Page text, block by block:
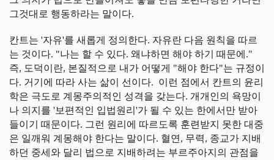
그것대로 행동하라는 말이다.
칸트는 '자유'를 새롭게 정의한다. 자유란 다음 원칙을 따르
는 것이다. "나는 할 수 있다. 왜냐하면 해야 하기 때문에."
즉, 도덕이란, 본질적으로 내가 어떻게 "해야 한다"는 규정이
다. 거기에 따라 사는 삶이 선이다. 이런 점에서 칸트의 윤리
학은 극도로 계몽주의적인 성격을 갖는다. 개개인의 욕망이
나 의지를 '보편적인 입법원리'가 될 수 있는 한에서만 받아
들이기 때문이다. 그런 원리에 따르도록 훈련받지 못한 대중
은 일깨워 계몽해야 한다는 말이다. 혈연, 무력, 종교가 지배
하던 중세와 달리 법으로 지배하려는 부르주아지의 관점을